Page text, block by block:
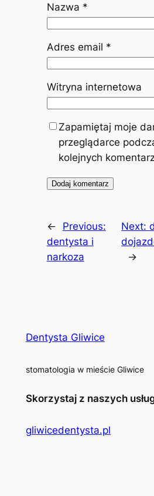
Nazwa *
Adres email *
Witryna internetowa
Zapamiętaj moje
przeglądarce
kolejnych
←
Previous:
dentysta i
narkoza
Next:
→
Dentysta Gliwice
stomatologia w mieście Gliwice
Skorzystaj z naszych
gliwicedentysta.pl